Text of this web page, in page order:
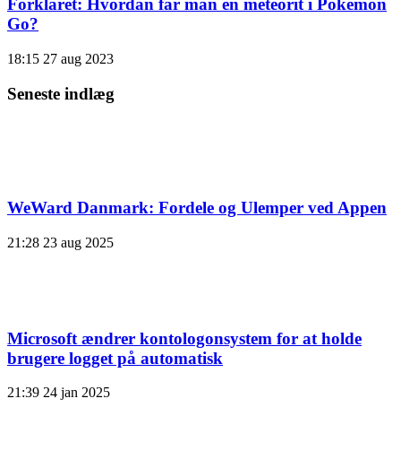
Forklaret: Hvordan får man en meteorit i Pokémon
Go?
18:15 27 aug 2023
Seneste indlæg
WeWard Danmark: Fordele og Ulemper ved Appen
21:28 23 aug 2025
Microsoft ændrer kontologonsystem for at holde
brugere logget på automatisk
21:39 24 jan 2025